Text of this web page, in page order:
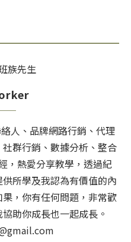
人、品牌網路行銷、代理
群行銷、數據分析、整合
，熱愛分享教學，透過紀
所學及我認為有價值的內
，你有任何問題，非常歡
助你成長也一起成長。